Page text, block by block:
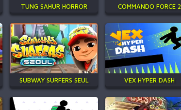
TUNG SAHUR HORROR COMMANDO FORCE 2
SUBWAY SURFERS SEUL VEX HYPER DASH